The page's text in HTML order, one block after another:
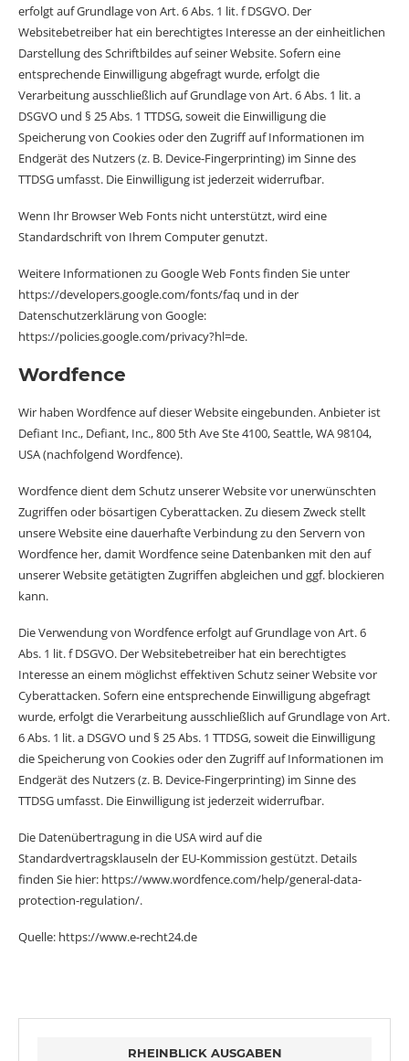
erfolgt auf Grundlage von Art. 6 Abs. 1 lit. f DSGVO. Der
Websitebetreiber hat ein berechtigtes Interesse an der einheitlichen
Darstellung des Schriftbildes auf seiner Website. Sofern eine
entsprechende Einwilligung abgefragt wurde, erfolgt die
Verarbeitung ausschließlich auf Grundlage von Art. 6 Abs. 1 lit. a
DSGVO und § 25 Abs. 1 TTDSG, soweit die Einwilligung die
Speicherung von Cookies oder den Zugriff auf Informationen im
Endgerät des Nutzers (z. B. Device-Fingerprinting) im Sinne des
TTDSG umfasst. Die Einwilligung ist jederzeit widerrufbar.
Wenn Ihr Browser Web Fonts nicht unterstützt, wird eine
Standardschrift von Ihrem Computer genutzt.
Weitere Informationen zu Google Web Fonts finden Sie unter
https://developers.google.com/fonts/faq und in der
Datenschutzerklärung von Google:
https://policies.google.com/privacy?hl=de.
Wordfence
Wir haben Wordfence auf dieser Website eingebunden. Anbieter ist
Defiant Inc., Defiant, Inc., 800 5th Ave Ste 4100, Seattle, WA 98104,
USA (nachfolgend Wordfence).
Wordfence dient dem Schutz unserer Website vor unerwünschten
Zugriffen oder bösartigen Cyberattacken. Zu diesem Zweck stellt
unsere Website eine dauerhafte Verbindung zu den Servern von
Wordfence her, damit Wordfence seine Datenbanken mit den auf
unserer Website getätigten Zugriffen abgleichen und ggf. blockieren
kann.
Die Verwendung von Wordfence erfolgt auf Grundlage von Art. 6
Abs. 1 lit. f DSGVO. Der Websitebetreiber hat ein berechtigtes
Interesse an einem möglichst effektiven Schutz seiner Website vor
Cyberattacken. Sofern eine entsprechende Einwilligung abgefragt
wurde, erfolgt die Verarbeitung ausschließlich auf Grundlage von Art.
6 Abs. 1 lit. a DSGVO und § 25 Abs. 1 TTDSG, soweit die Einwilligung
die Speicherung von Cookies oder den Zugriff auf Informationen im
Endgerät des Nutzers (z. B. Device-Fingerprinting) im Sinne des
TTDSG umfasst. Die Einwilligung ist jederzeit widerrufbar.
Die Datenübertragung in die USA wird auf die
Standardvertragsklauseln der EU-Kommission gestützt. Details
finden Sie hier: https://www.wordfence.com/help/general-data-
protection-regulation/.
Quelle: https://www.e-recht24.de
RHEINBLICK AUSGABEN